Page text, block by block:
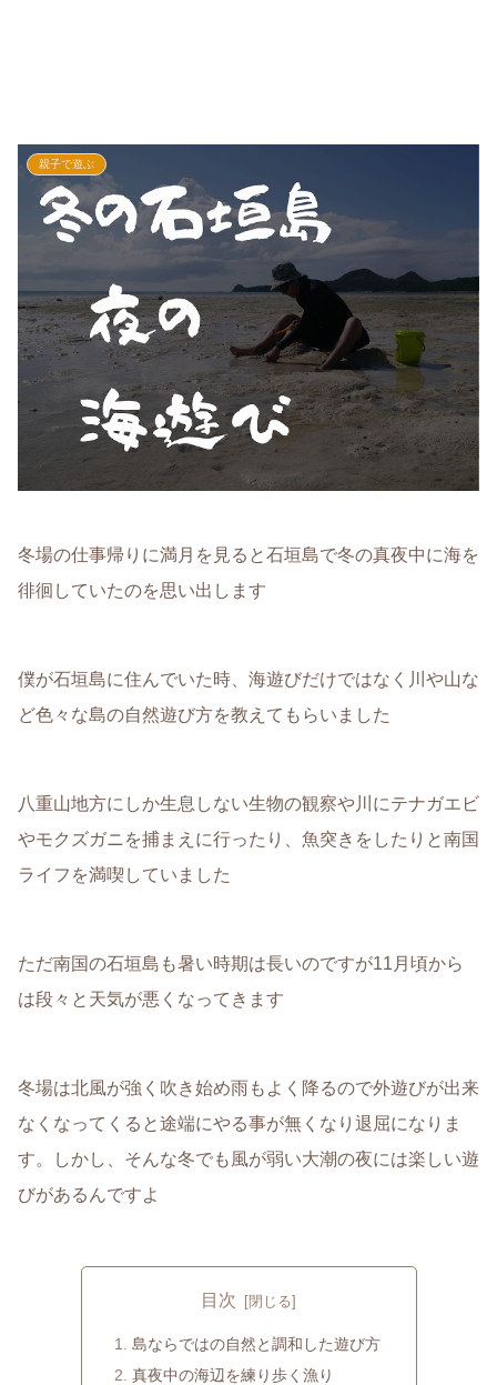
親子で遊ぶ
冬場の仕事帰りに満月を見ると石垣島で冬の真夜中に海を
徘徊していたのを思い出します
僕が石垣島に住んでいた時、海遊びだけではなく川や山な
ど色々な島の自然遊び方を教えてもらいました
八重山地方にしか生息しない生物の観察や川にテナガエビ
やモクズガニを捕まえに行ったり、魚突きをしたりと南国
ライフを満喫していました
ただ南国の石垣島も暑い時期は長いのですが11月頃から
は段々と天気が悪くなってきます
冬場は北風が強く吹き始め雨もよく降るので外遊びが出来
なくなってくると途端にやる事が無くなり退屈になりま
す。しかし、そんな冬でも風が弱い大潮の夜には楽しい遊
びがあるんですよ
目次
島ならではの自然と調和した遊び方
真夜中の海辺を練り歩く漁り